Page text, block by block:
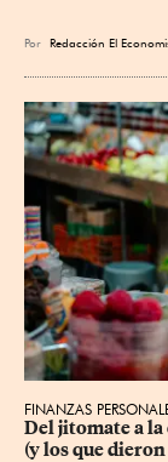
Por Redacción El
FINANZAS
Del jitomate a la
(y los que